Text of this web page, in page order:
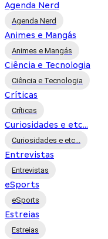
Agenda Nerd
Agenda Nerd
Animes e Mangás
Animes e Mangás
Ciência e Tecnologia
Ciência e Tecnologia
Críticas
Críticas
Curiosidades e etc...
Curiosidades e etc...
Entrevistas
Entrevistas
eSports
eSports
Estreias
Estreias